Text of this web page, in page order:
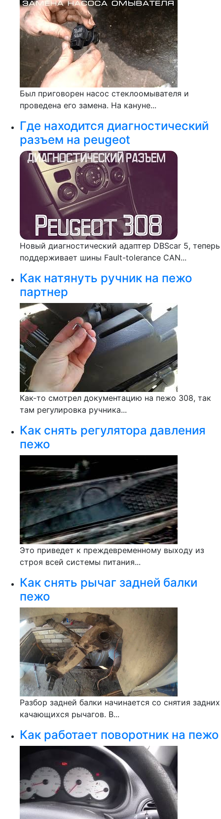
Был приговорен насос стеклоомывателя и
проведена его замена. На кануне...
Где находится диагностический
разъем на peugeot
Новый диагностический адаптер DBScar 5, теперь
поддерживает шины Fault-tolerance CAN...
Как натянуть ручник на пежо
партнер
Как-то смотрел документацию на пежо 308, так
там регулировка ручника...
Как снять регулятора давления
пежо
Это приведет к преждевременному выходу из
строя всей системы питания...
Как снять рычаг задней балки
пежо
Разбор задней балки начинается со снятия задних
качающихся рычагов. В...
Как работает поворотник на пежо